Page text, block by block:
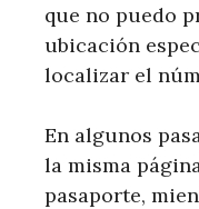
que no puedo
ubicación
localizar el
En algunos
la misma
pasaporte,